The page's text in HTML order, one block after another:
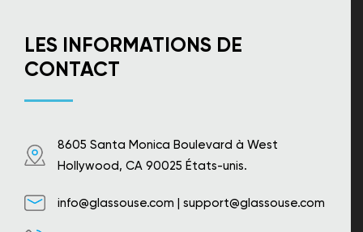
LES INFORMATIONS DE
CONTACT
8605 Santa Monica Boulevard à West
Hollywood, CA 90025 États-unis.
info@glassouse.com | support@glassouse.com